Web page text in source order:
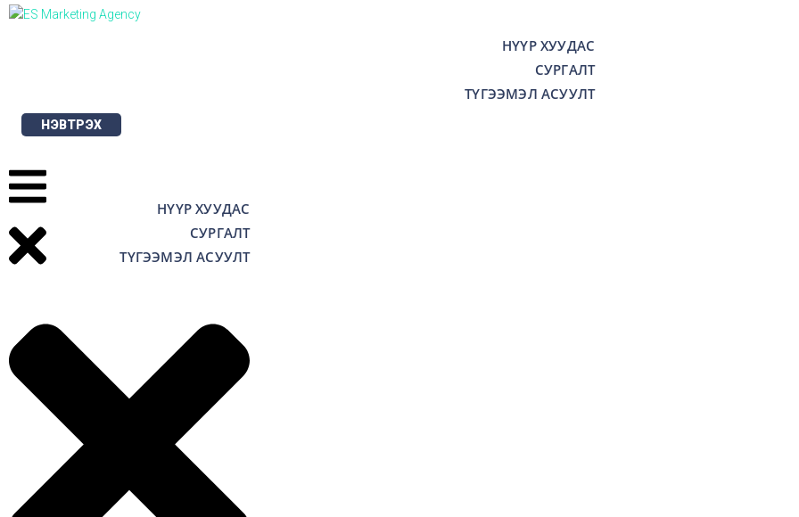
Skip
НҮҮР ХУУДАС
СУРГАЛТ
ТҮГЭЭМЭЛ АСУУЛТ
НЭВТРЭХ
НҮҮР ХУУДАС
СУРГАЛТ
ТҮГЭЭМЭЛ АСУУЛТ